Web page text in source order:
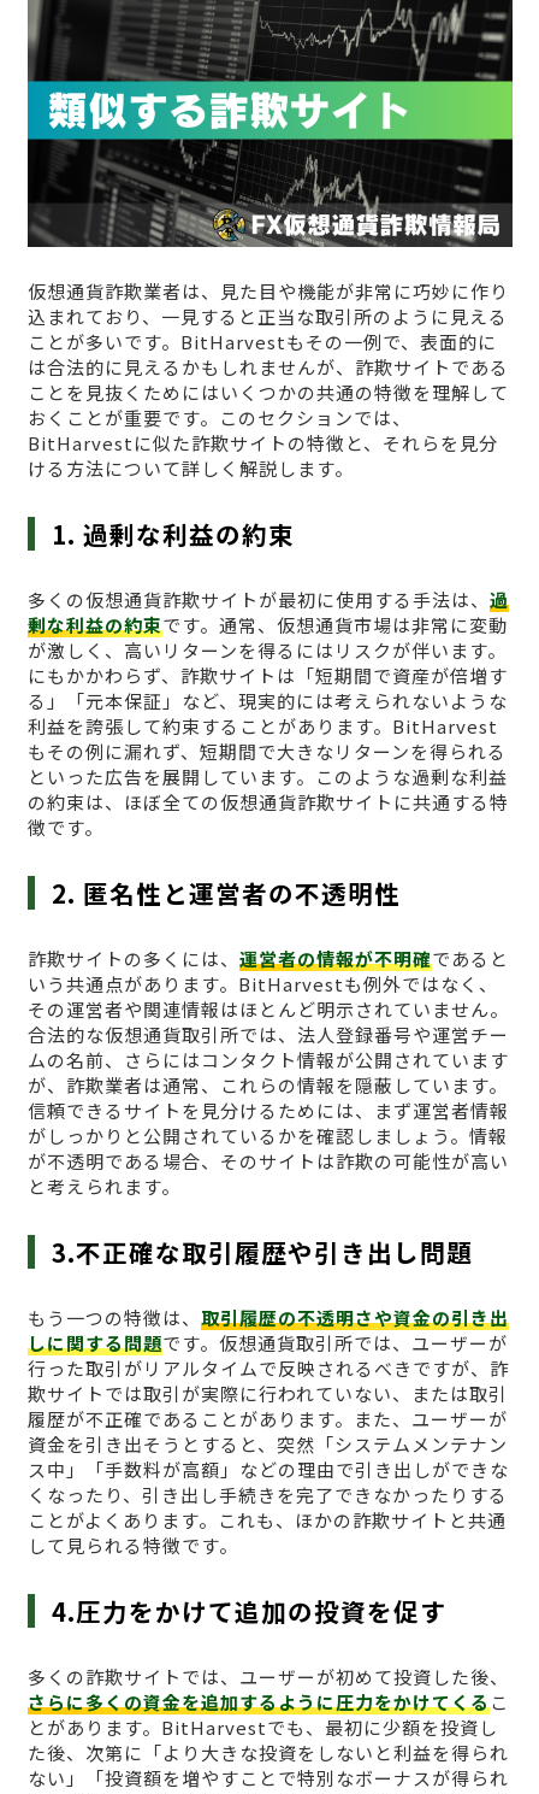
仮想通貨詐欺業者は、見た目や機能が非常に巧妙に作り
込まれており、一見すると正当な取引所のように見える
ことが多いです。BitHarvestもその一例で、表面的に
は合法的に見えるかもしれませんが、詐欺サイトである
ことを見抜くためにはいくつかの共通の特徴を理解して
おくことが重要です。このセクションでは、
BitHarvestに似た詐欺サイトの特徴と、それらを見分
ける方法について詳しく解説します。
1. 過剰な利益の約束
多くの仮想通貨詐欺サイトが最初に使用する手法は、 過
剰な利益の約束です。通常、仮想通貨市場は非常に変動
が激しく、高いリターンを得るにはリスクが伴います。
にもかかわらず、詐欺サイトは「短期間で資産が倍増す
る」「元本保証」など、現実的には考えられないような
利益を誇張して約束することがあります。BitHarvest
もその例に漏れず、短期間で大きなリターンを得られる
といった広告を展開しています。このような過剰な利益
の約束は、ほぼ全ての仮想通貨詐欺サイトに共通する特
徴です。
2. 匿名性と運営者の不透明性
詐欺サイトの多くには、 運営者の情報が不明確であると
いう共通点があります。BitHarvestも例外ではなく、
その運営者や関連情報はほとんど明示されていません。
合法的な仮想通貨取引所では、法人登録番号や運営チー
ムの名前、さらにはコンタクト情報が公開されています
が、詐欺業者は通常、これらの情報を隠蔽しています。
信頼できるサイトを見分けるためには、まず運営者情報
がしっかりと公開されているかを確認しましょう。情報
が不透明である場合、そのサイトは詐欺の可能性が高い
と考えられます。
3.不正確な取引履歴や引き出し問題
もう一つの特徴は、 取引履歴の不透明さや資金の引き出
しに関する問題です。仮想通貨取引所では、ユーザーが
行った取引がリアルタイムで反映されるべきですが、詐
欺サイトでは取引が実際に行われていない、または取引
履歴が不正確であることがあります。また、ユーザーが
資金を引き出そうとすると、突然「システムメンテナン
ス中」「手数料が高額」などの理由で引き出しができな
くなったり、引き出し手続きを完了できなかったりする
ことがよくあります。これも、ほかの詐欺サイトと共通
して見られる特徴です。
4.圧力をかけて追加の投資を促す
多くの詐欺サイトでは、ユーザーが初めて投資した後、
さらに多くの資金を追加するように圧力をかけてくるこ
とがあります。BitHarvestでも、最初に少額を投資し
た後、次第に「より大きな投資をしないと利益を得られ
ない」「投資額を増やすことで特別なボーナスが得られ